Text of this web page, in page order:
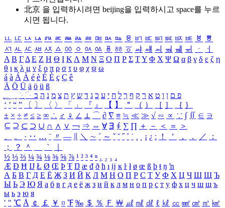
北京 을 입력하시려면 beijing을 입력하시고 space를 누르
시면 됩니다.
ㅥ ㅦ ㅧ ㅨ ㅩ ㅪ ㅫ ㅬ ㅭ ㅮ ㅯ ㅰ ㅱ ㅲ ㅳ ㅴ ㅵ ㅶ ㅷ ㅸ
ㅹ
ㅺ ㅻ ㅼ ㅽ ㅾ ㅿ ㆀ ㆁ ㆂ ㆃ ㆄ ㆅ ㆆ ㆇ ㆈ ㆉ ㆊ ㆋ ㆌ ㆍ
ㆎ
Α Β ΓΔ Ε Ζ Η Θ Ι ΚΛ Μ Ν Ξ Ο Π Ρ Σ ΤΥ Φ Χ Ψ Ω α β γ δ ε ζ η
θ ι κ λ μ ν ξ ο π ρ σ τ υ φ χ ψ ω
á à Á À é è É È ç Ç ê
Ä Ö Ü ä ö ü ß
ִֶֹ ֻּ ׁׂ פ ם ן ו ט א ר ק ף ך ל ח י ע כ ג ד ש ץ ת צ מ נ ה ב
‘ ’ “ ” 〔 〕 〈 〉 「 」 『 』 【 】 ＂ （ ） ［ ］ ｛ ｝
± × ÷ ≠ ≤ ≥ ∞ ∴ ♂ ♀ ∠ ⊥ ⌒ ∂ ∇ ≡ ≒ ≪ ≫ √ ∽ ∝ ∵ ∫ ∬ ∈ ∋
⊆ ⊇ ⊂ ⊃ ∪ ∩ ∧ ∨ ￢ ⇒ ⇔ ∀ ∃ ∮ ∑ ∏ ＋ － ＜ ＝
＞
、
。 · ‥ … ¨ 〃 ― ＼ ∼ ´ ～ ˇ ˘ ˝ ˚ ˙ ¸ ¡ ¿ ː ！ ＇ ， ． ／
：
；
？ ＾ ｀
½ ⅓ ⅔ ¼ ¾ ⅛ ⅜ ⅝ ⅞ ¹ ² ³ ⁴ ⁿ ₁ ₂ ₃ ₄
Æ Ð Ħ Ĳ Ł Ø Œ Þ Ŧ Ŋ æ đ ð ħ ı ĳ ĸ ŀ ł ø œ ß þ ŧ ŋ ŉ
А Б В Г Д Е Ё Ж З И Й К Л М Н О П Р С Т У Ф Х Ц Ч Ш Щ Ъ
Ы Ь Э Ю Я а б в г д е ё ж з и й к л м н о п р с т у ф х ц ч ш щ ъ
ы ь э ю я
′ ″ ℃ Å ￠ ￡ ￥ ¤ ℉ ‰ ＄ ％ Ｆ ￦ ㎕ ㎖ ㎗ ℓ ㎘ ㏄ ㎣ ㎤ ㎥ ㎦